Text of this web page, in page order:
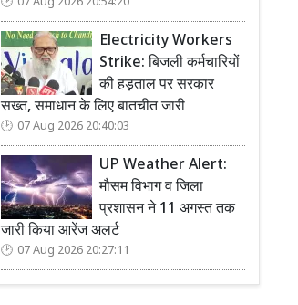
Electricity Workers
Strike: बिजली कर्मचारियों
की हड़ताल पर सरकार
सख्त, समाधान के लिए बातचीत जारी
07 Aug 2026 20:40:03
UP Weather Alert:
मौसम विभाग व जिला
प्रशासन ने 11 अगस्त तक
जारी किया आरेंज अलर्ट
07 Aug 2026 20:27:11